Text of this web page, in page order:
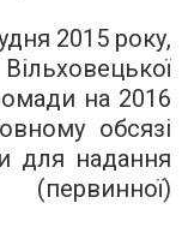
2015 року,
на 2016
обсязі
для надання
(первинної)